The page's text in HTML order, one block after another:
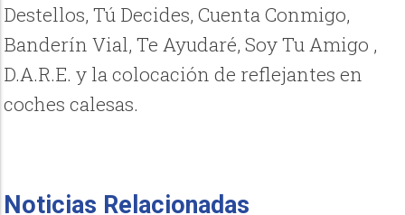
Destellos, Tú Decides, Cuenta Conmigo,
Banderín Vial, Te Ayudaré, Soy Tu Amigo ,
D.A.R.E. y la colocación de reflejantes en
coches calesas.
Noticias Relacionadas